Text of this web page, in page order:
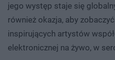
jego występ staje się
również okazja, aby
inspirujących artystów
elektronicznej na żywo, w